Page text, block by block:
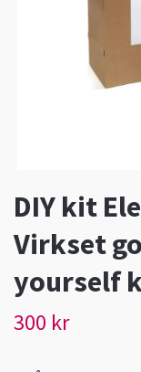
DIY kit
Virkset
yourself
300 kr